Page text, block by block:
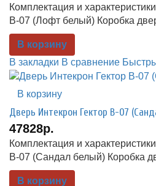
Комплектация и
В-07 (Лофт белый) Коробка
В корзину
В закладки В сравнение
В корзину
Дверь Интекрон Гектор В-07
47828р.
Комплектация и
В-07 (Сандал белый) Коробка
В корзину